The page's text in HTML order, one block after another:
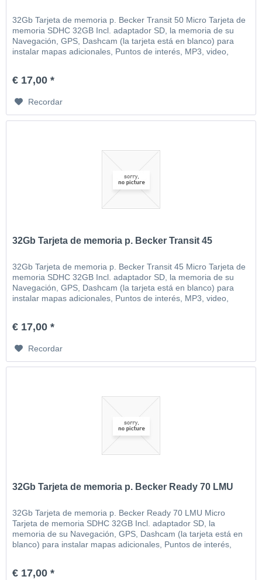
32Gb Tarjeta de memoria p. Becker Transit 50 Micro Tarjeta de
memoria SDHC 32GB Incl. adaptador SD, la memoria de su
Navegación, GPS, Dashcam (la tarjeta está en blanco) para
instalar mapas adicionales, Puntos de interés, MP3, video,
€ 17,00 *
Recordar
32Gb Tarjeta de memoria p. Becker Transit 45
32Gb Tarjeta de memoria p. Becker Transit 45 Micro Tarjeta de
memoria SDHC 32GB Incl. adaptador SD, la memoria de su
Navegación, GPS, Dashcam (la tarjeta está en blanco) para
instalar mapas adicionales, Puntos de interés, MP3, video,
€ 17,00 *
Recordar
32Gb Tarjeta de memoria p. Becker Ready 70 LMU
32Gb Tarjeta de memoria p. Becker Ready 70 LMU Micro
Tarjeta de memoria SDHC 32GB Incl. adaptador SD, la
memoria de su Navegación, GPS, Dashcam (la tarjeta está en
blanco) para instalar mapas adicionales, Puntos de interés,
€ 17,00 *